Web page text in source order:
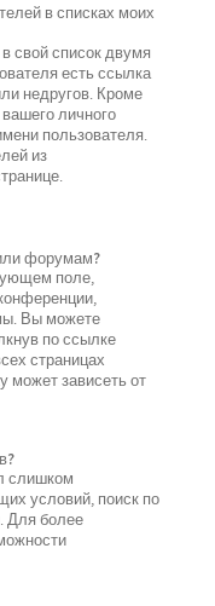
в списках моих
свой список двумя
есть ссылка
недругов. Кроме
личного
пользователя.
из
форумам?
поле,
Вы можете
по ссылке
страницах
может зависеть от
слишком
условий, поиск по
Для более